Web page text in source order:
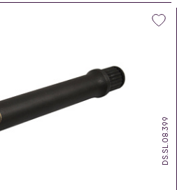
DS.SL.08.399